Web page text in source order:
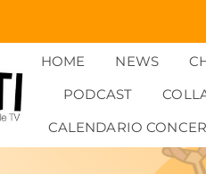
HOME NEWS
PODCAST
CALENDARIO